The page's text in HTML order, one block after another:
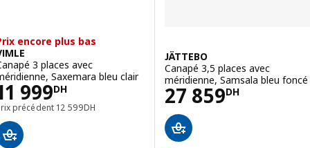
encore plus bas
3 places avec
Saxemara bleu clair
999DH
11999DH
précédent 12 599DH
Prix précédent 12599DH
JÄTTEBO
Canapé 3,5 places avec
méridienne, Samsala bleu foncé
27 859DH
Prix 27859DH